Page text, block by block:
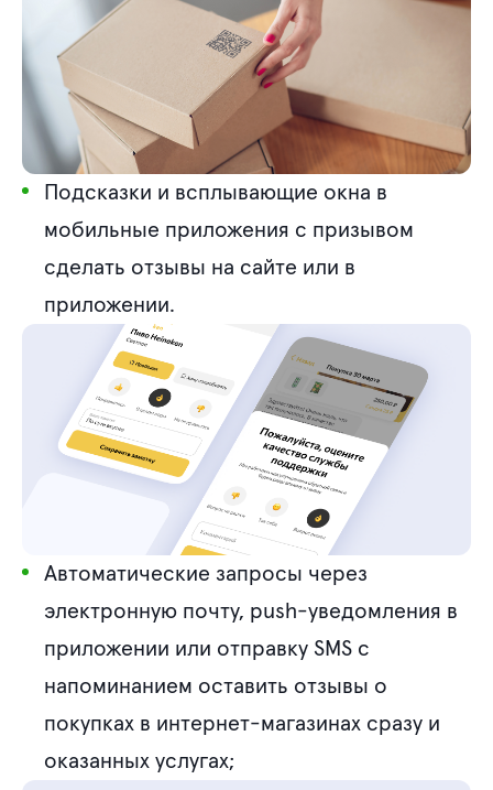
Подсказки и всплывающие окна в
мобильные приложения с призывом
сделать отзывы на сайте или в
приложении.
Автоматические запросы через
электронную почту, push-уведомления в
приложении или отправку SMS с
напоминанием оставить отзывы о
покупках в интернет-магазинах сразу и
оказанных услугах;